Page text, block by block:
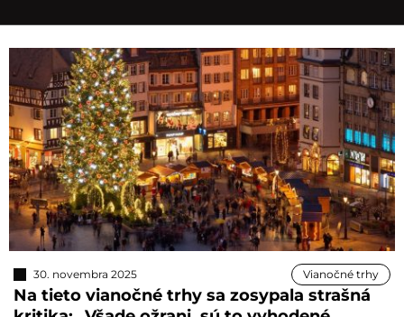
30. novembra 2025 Vianočné trhy
Na tieto vianočné trhy sa zosypala strašná